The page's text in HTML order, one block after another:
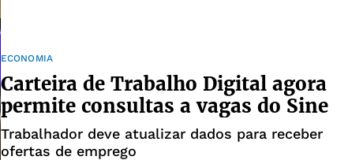
ECONOMIA
Carteira de Trabalho Digital agora
permite consultas a vagas do Sine
Trabalhador deve atualizar dados para receber
ofertas de emprego